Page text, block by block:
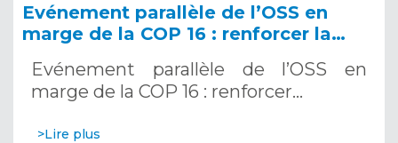
Evénement parallèle de l’OSS en
marge de la COP 16 : renforcer la
Systèmes d’Alerte Précoce
Multirisques. 12 décembre 2024
Evénement parallèle de l’OSS en
marge de la COP 16 : renforcer…
>Lire plus